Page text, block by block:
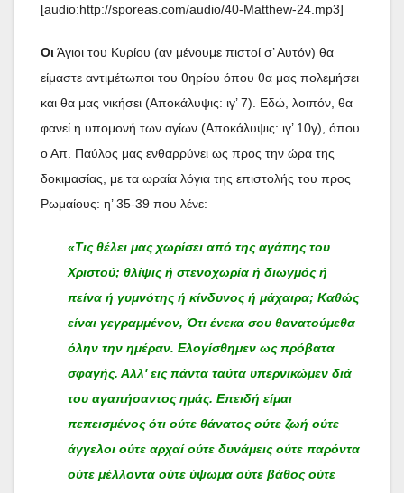
[audio:http://sporeas.com/audio/40-Matthew-24.mp3]
Οι Άγιοι του Κυρίου (αν μένουμε πιστοί σ’ Αυτόν) θα
είμαστε αντιμέτωποι του θηρίου όπου θα μας πολεμήσει
και θα μας νικήσει (Αποκάλυψις: ιγ’ 7). Εδώ, λοιπόν, θα
φανεί η υπομονή των αγίων (Αποκάλυψις: ιγ’ 10γ), όπου
ο Απ. Παύλος μας ενθαρρύνει ως προς την ώρα της
δοκιμασίας, με τα ωραία λόγια της επιστολής του προς
Ρωμαίους: η’ 35-39 που λένε:
«Τις θέλει μας χωρίσει από της αγάπης του
Χριστού; θλίψις ή στενοχωρία ή διωγμός ή
πείνα ή γυμνότης ή κίνδυνος ή μάχαιρα; Καθώς
είναι γεγραμμένον, Ότι ένεκα σου θανατούμεθα
όλην την ημέραν. Ελογίσθημεν ως πρόβατα
σφαγής. Αλλ' εις πάντα ταύτα υπερνικώμεν διά
του αγαπήσαντος ημάς. Επειδή είμαι
πεπεισμένος ότι ούτε θάνατος ούτε ζωή ούτε
άγγελοι ούτε αρχαί ούτε δυνάμεις ούτε παρόντα
ούτε μέλλοντα ούτε ύψωμα ούτε βάθος ούτε